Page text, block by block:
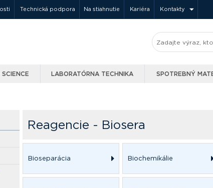
Technická podpora Na stiahnutie Kariéra Kontakty
LABORATÓRNA TECHNIKA SPOTREBNÝ
Reagencie - Biosera
Bioseparácia Biochemikálie